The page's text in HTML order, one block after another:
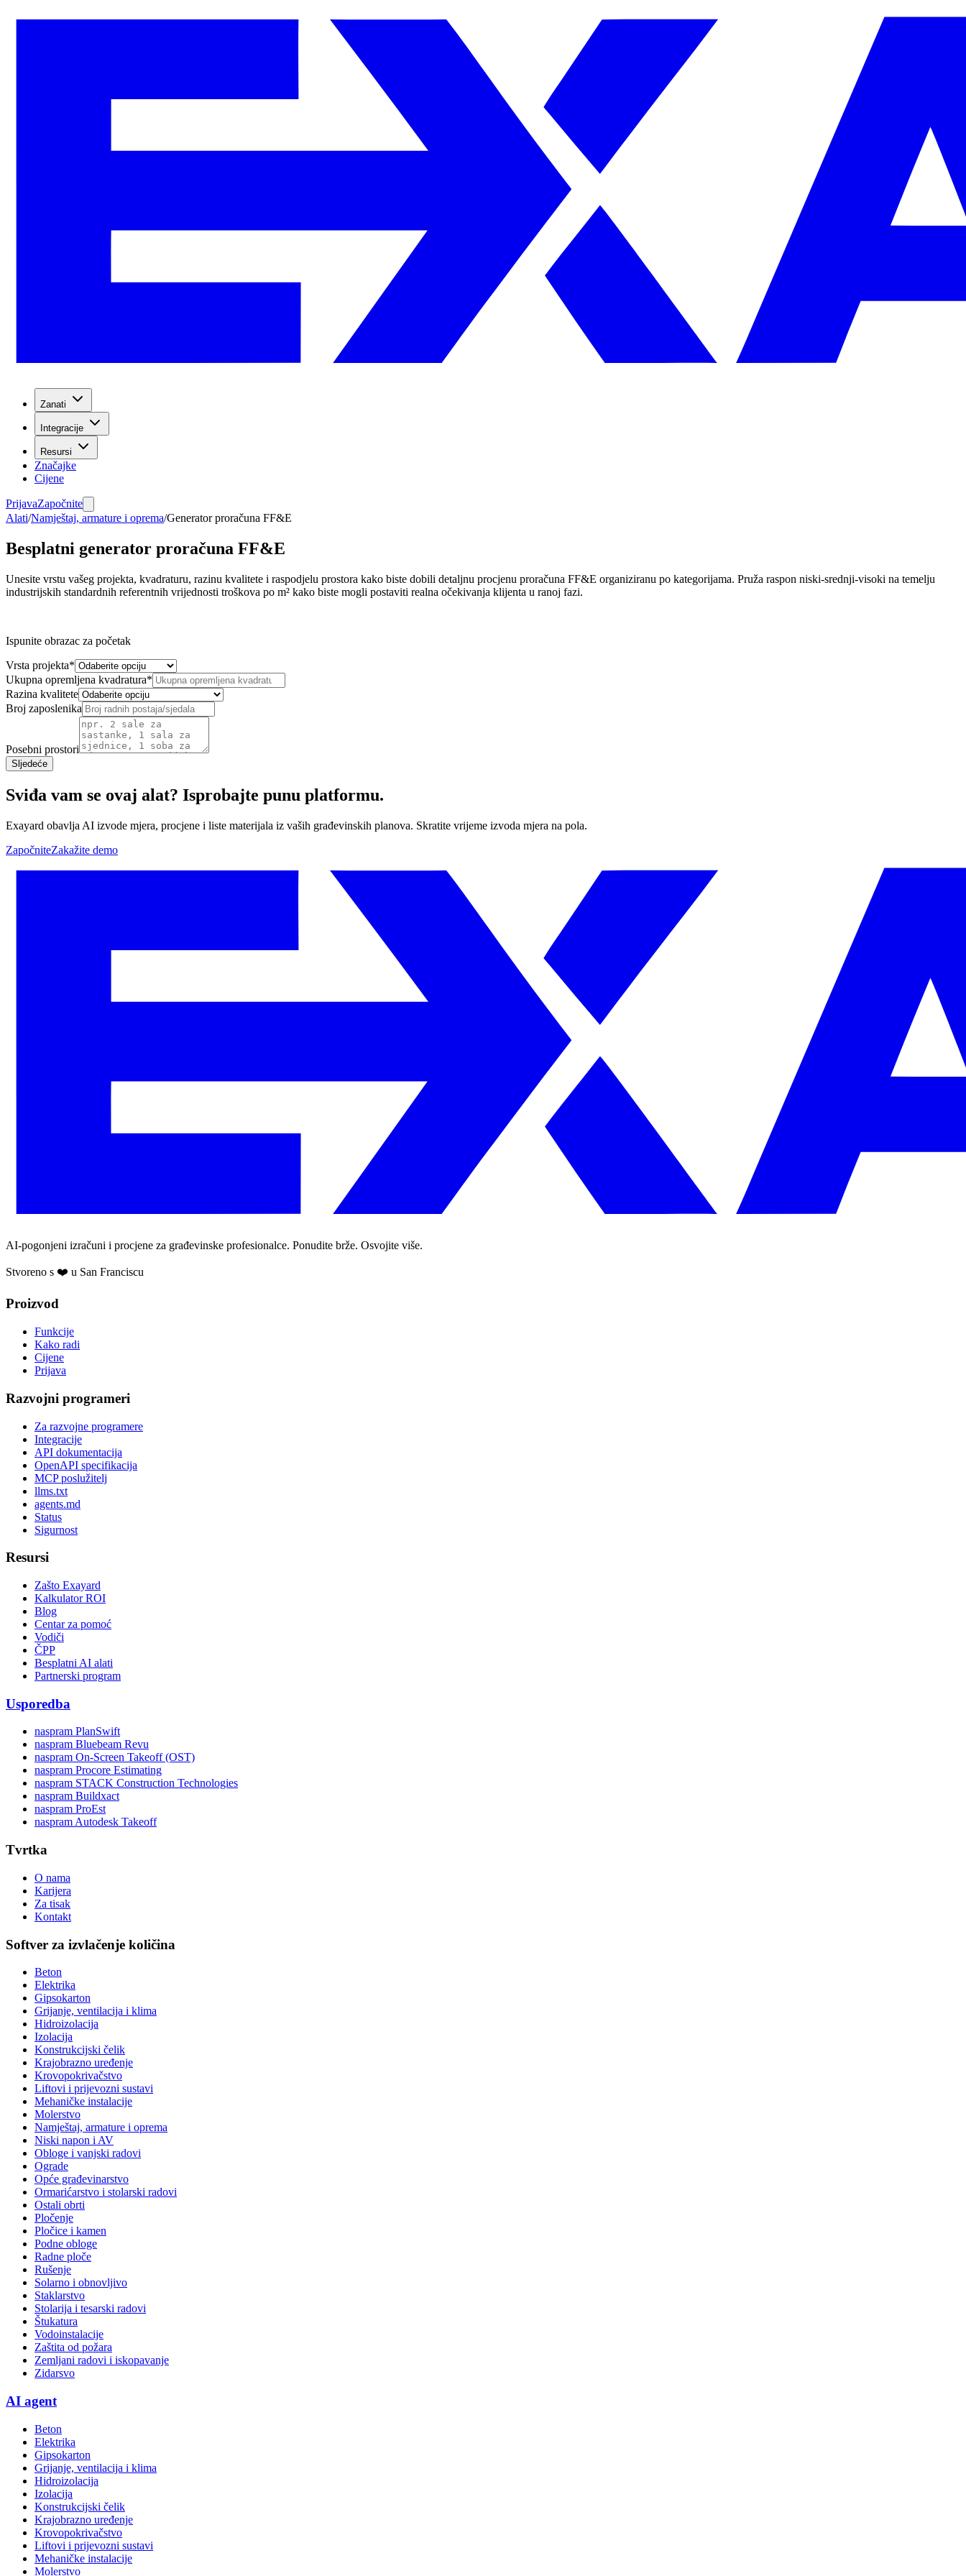
Zanati
Integracije
Resursi
Značajke
Cijene
PrijavaZapočnite
Alati/Namještaj, armature i oprema/Generator proračuna FF&E
Besplatni generator proračuna FF&E
Unesite vrstu vašeg projekta, kvadraturu, razinu kvalitete i raspodjelu prostora kako biste dobili detaljnu procjenu proračuna FF&E organiziranu po kategorijama. Pruža raspon niski-srednji-visoki na temelju
industrijskih standardnih referentnih vrijednosti troškova po m² kako biste mogli postaviti realna očekivanja klijenta u ranoj fazi.
Ispunite obrazac za početak
Vrsta projekta*
Ukupna opremljena kvadratura*
Razina kvalitete
Broj zaposlenika
Posebni prostori
Sljedeće
Sviđa vam se ovaj alat? Isprobajte punu platformu.
Exayard obavlja AI izvode mjera, procjene i liste materijala iz vaših građevinskih planova. Skratite vrijeme izvoda mjera na pola.
ZapočniteZakažite demo
AI-pogonjeni izračuni i procjene za građevinske profesionalce. Ponudite brže. Osvojite više.
Stvoreno s ❤️ u San Franciscu
Proizvod
Funkcije
Kako radi
Cijene
Prijava
Razvojni programeri
Za razvojne programere
Integracije
API dokumentacija
OpenAPI specifikacija
MCP poslužitelj
llms.txt
agents.md
Status
Sigurnost
Resursi
Zašto Exayard
Kalkulator ROI
Blog
Centar za pomoć
Vodiči
ČPP
Besplatni AI alati
Partnerski program
Usporedba
naspram PlanSwift
naspram Bluebeam Revu
naspram On-Screen Takeoff (OST)
naspram Procore Estimating
naspram STACK Construction Technologies
naspram Buildxact
naspram ProEst
naspram Autodesk Takeoff
Tvrtka
O nama
Karijera
Za tisak
Kontakt
Softver za izvlačenje količina
Beton
Elektrika
Gipsokarton
Grijanje, ventilacija i klima
Hidroizolacija
Izolacija
Konstrukcijski čelik
Krajobrazno uređenje
Krovopokrivačstvo
Liftovi i prijevozni sustavi
Mehaničke instalacije
Molerstvo
Namještaj, armature i oprema
Niski napon i AV
Obloge i vanjski radovi
Ograde
Opće građevinarstvo
Ormarićarstvo i stolarski radovi
Ostali obrti
Pločenje
Pločice i kamen
Podne obloge
Radne ploče
Rušenje
Solarno i obnovljivo
Staklarstvo
Stolarija i tesarski radovi
Štukatura
Vodoinstalacije
Zaštita od požara
Zemljani radovi i iskopavanje
Zidarsvo
AI agent
Beton
Elektrika
Gipsokarton
Grijanje, ventilacija i klima
Hidroizolacija
Izolacija
Konstrukcijski čelik
Krajobrazno uređenje
Krovopokrivačstvo
Liftovi i prijevozni sustavi
Mehaničke instalacije
Molerstvo